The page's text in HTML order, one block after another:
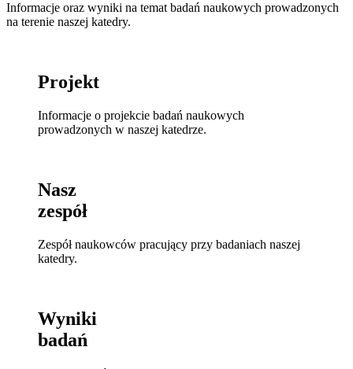
Informacje oraz wyniki na temat badań naukowych prowadzonych
na terenie naszej katedry.
Projekt
Informacje o projekcie badań naukowych
prowadzonych w naszej katedrze.
Nasz
zespół
Zespół naukowców pracujący przy badaniach naszej
katedry.
Wyniki
badań